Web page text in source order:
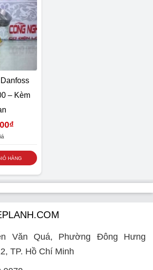
– Kèm
₫
HÀNG
Văn Quá, Phường Đông Hưng
TP. Hồ Chí Minh